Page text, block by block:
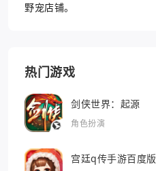
野宠店铺。
热门游戏
剑侠世界：起源
角色扮演
宫廷q传手游百度版